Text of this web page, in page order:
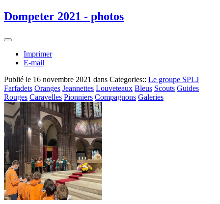
Dompeter 2021 - photos
Imprimer
E-mail
Publié le 16 novembre 2021 dans Categories:: Le groupe SPLJ
Farfadets Oranges Jeannettes Louveteaux Bleus Scouts Guides
Rouges Caravelles Pionniers Compagnons Galeries